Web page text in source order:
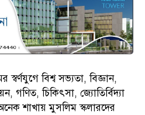
বিশ্ব সভ্যতা, বিজ্ঞান,
গণিত, চিকিৎসা, জ্যোতির্বিদ্যা
শাখায় মুসলিম স্কলারদের